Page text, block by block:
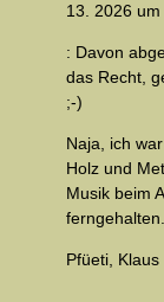
13. 2026
: Davon
das Recht,
;-)
Naja, ich
Holz und
Musik beim
ferngehalten.
Pfüeti, Klaus